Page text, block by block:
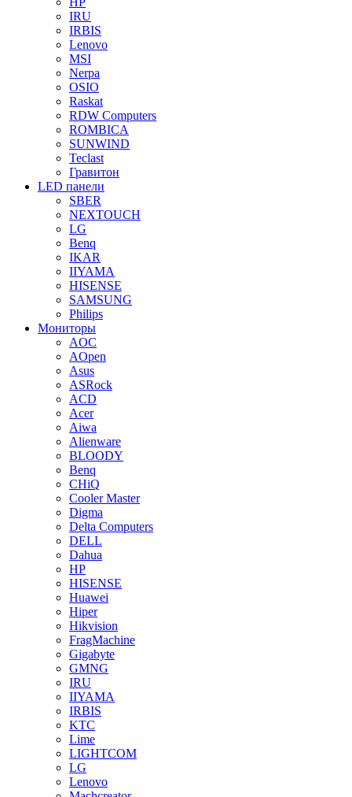
IRU
IRBIS
Lenovo
MSI
Nerpa
OSIO
Raskat
RDW Computers
ROMBICA
SUNWIND
Teclast
Гравитон
LED панели
SBER
NEXTOUCH
LG
Benq
IKAR
IIYAMA
HISENSE
SAMSUNG
Philips
Мониторы
AOC
AOpen
Asus
ASRock
ACD
Acer
Aiwa
Alienware
BLOODY
Benq
CHiQ
Cooler Master
Digma
Delta Computers
DELL
Dahua
HP
HISENSE
Huawei
Hiper
Hikvision
FragMachine
Gigabyte
GMNG
IRU
IIYAMA
IRBIS
KTC
Lime
LIGHTCOM
LG
Lenovo